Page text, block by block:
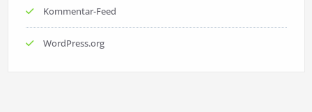
Kommentar-Feed
WordPress.org